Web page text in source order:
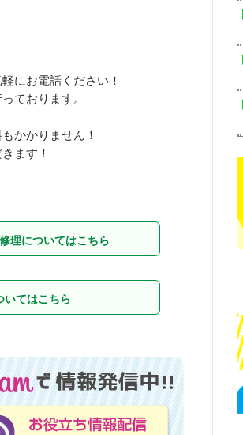
にお電話ください！
ております。
かかりません！
ます！
理についてはこちら
いてはこちら